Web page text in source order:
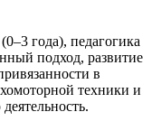
года), педагогика
подход, развитие
в
техники и